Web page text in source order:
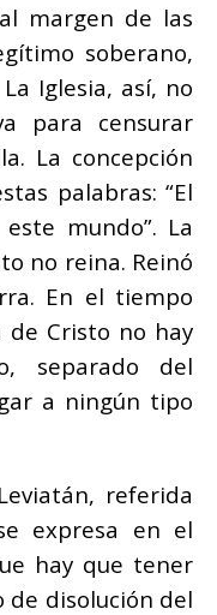
margen de las
soberano,
Iglesia, así, no
para censurar
La concepción
palabras: “El
mundo”. La
no reina. Reinó
En el tiempo
de Cristo no hay
separado del
a ningún tipo
referida
expresa en el
hay que tener
disolución del